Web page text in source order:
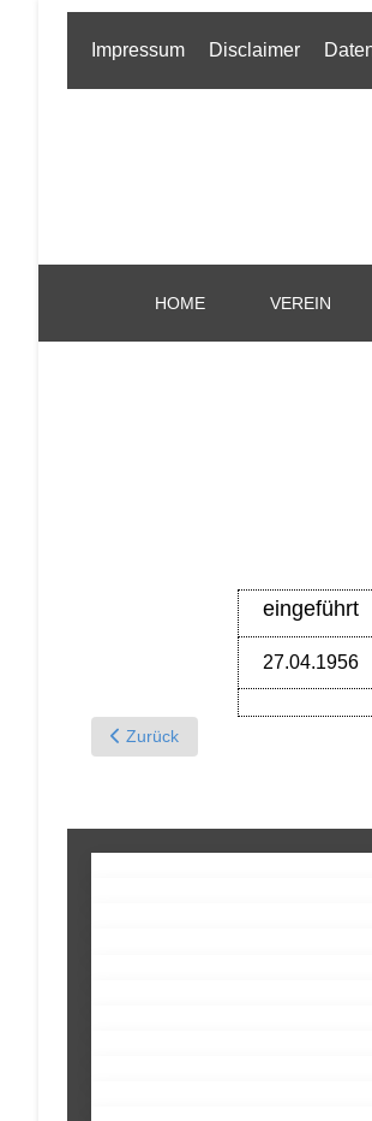
Impressum Disclaimer
HOME VEREIN
eingeführt
27.04.1956
Previous article: Feb. 1956 -
Zurück